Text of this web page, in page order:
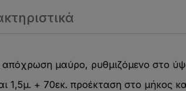
μαύρο, ρυθμιζόμενο στο
1,5μ. + 70εκ. προέκταση στο μήκος